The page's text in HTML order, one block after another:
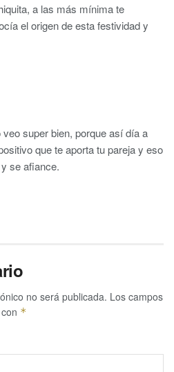
a las más mínima te
el origen de esta festividad y
super bien, porque así día a
que te aporta tu pareja y eso
se afiance.
no será publicada. Los campos
*